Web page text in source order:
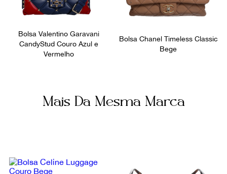
Bolsa Valentino Garavani
CandyStud Couro Azul e
Vermelho
Bolsa Chanel Timeless Classic
Bege
Mais Da Mesma Marca